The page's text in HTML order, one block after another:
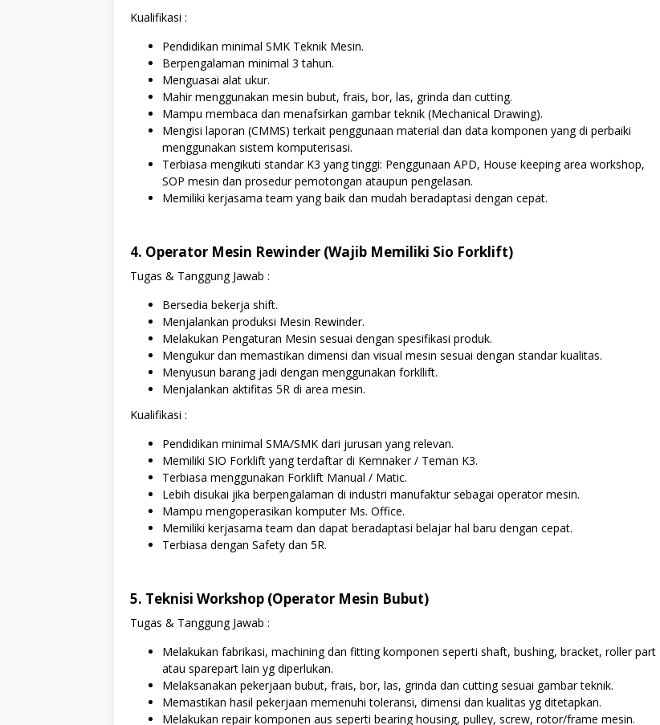
Kualifikasi :
Pendidikan minimal SMK Teknik Mesin.
Berpengalaman minimal 3 tahun.
Menguasai alat ukur.
Mahir menggunakan mesin bubut, frais, bor, las, grinda dan cutting.
Mampu membaca dan menafsirkan gambar teknik (Mechanical Drawing).
Mengisi laporan (CMMS) terkait penggunaan material dan data komponen yang di perbaiki
menggunakan sistem komputerisasi.
Terbiasa mengikuti standar K3 yang tinggi: Penggunaan APD, House keeping area workshop,
SOP mesin dan prosedur pemotongan ataupun pengelasan.
Memiliki kerjasama team yang baik dan mudah beradaptasi dengan cepat.
4. Operator Mesin Rewinder (Wajib Memiliki Sio Forklift)
Tugas & Tanggung Jawab :
Bersedia bekerja shift.
Menjalankan produksi Mesin Rewinder.
Melakukan Pengaturan Mesin sesuai dengan spesifikasi produk.
Mengukur dan memastikan dimensi dan visual mesin sesuai dengan standar kualitas.
Menyusun barang jadi dengan menggunakan forkllift.
Menjalankan aktifitas 5R di area mesin.
Kualifikasi :
Pendidikan minimal SMA/SMK dari jurusan yang relevan.
Memiliki SIO Forklift yang terdaftar di Kemnaker / Teman K3.
Terbiasa menggunakan Forklift Manual / Matic.
Lebih disukai jika berpengalaman di industri manufaktur sebagai operator mesin.
Mampu mengoperasikan komputer Ms. Office.
Memiliki kerjasama team dan dapat beradaptasi belajar hal baru dengan cepat.
Terbiasa dengan Safety dan 5R.
5. Teknisi Workshop (Operator Mesin Bubut)
Tugas & Tanggung Jawab :
Melakukan fabrikasi, machining dan fitting komponen seperti shaft, bushing, bracket, roller part
atau sparepart lain yg diperlukan.
Melaksanakan pekerjaan bubut, frais, bor, las, grinda dan cutting sesuai gambar teknik.
Memastikan hasil pekerjaan memenuhi toleransi, dimensi dan kualitas yg ditetapkan.
Melakukan repair komponen aus seperti bearing housing, pulley, screw, rotor/frame mesin.